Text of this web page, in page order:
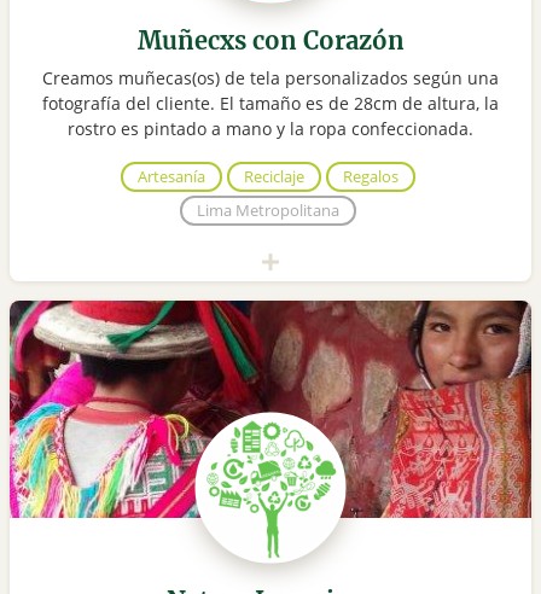
Muñecxs con Corazón
Creamos muñecas(os) de tela personalizados según una
fotografía del cliente. El tamaño es de 28cm de altura, la
rostro es pintado a mano y la ropa confeccionada.
Artesanía Reciclaje
Regalos
Lima Metropolitana